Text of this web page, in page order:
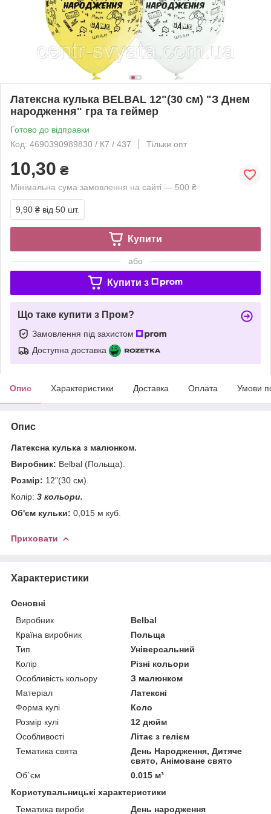
Латексна кулька BELBAL 12"(30 см) "З Днем
народження" гра та геймер
Готово до відправки
Код: 4690390989830 / К7 / 437
Тільки опт
10,30 ₴
Мінімальна сума замовлення на сайті — 500 ₴
9,90 ₴ від 50 шт.
Купити
або
Купити з
Що таке купити з Пром?
Замовлення під захистом
Доступна доставка
Опис Характеристики Доставка Оплата Умови
Опис
Латексна кулька з малюнком.
Виробник: Belbal (Польща).
Розмір: 12"(30 см).
Колір: 3 кольори.
Об'єм кульки: 0,015 м куб.
Приховати
Характеристики
Основні
Виробник
Belbal
Країна виробник
Польща
Тип
Універсальний
Колір
Різні кольори
Особливість кольору
З малюнком
Матеріал
Латексні
Форма кулі
Коло
Розмір кулі
12 дюйм
Особливості
Літає з гелієм
Тематика свята
День Народження, Дитяче
свято, Анімоване свято
Об`єм
0.015 м³
Користувальницькі характеристики
Тематика вироби
День народження